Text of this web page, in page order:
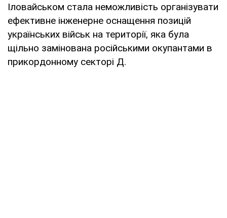
Іловайськом стала неможливість організувати
ефективне інженерне оснащення позицій
українських військ на території, яка була
щільно замінована російськими окупантами в
прикордонному секторі Д.